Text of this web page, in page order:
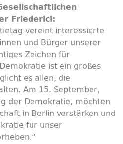
Friederici:
vereint interessierte
und Bürger unserer
Zeichen für
ist ein großes
es allen, die
Am 15. September,
der Demokratie, möchten
in Berlin verstärken und
für unser